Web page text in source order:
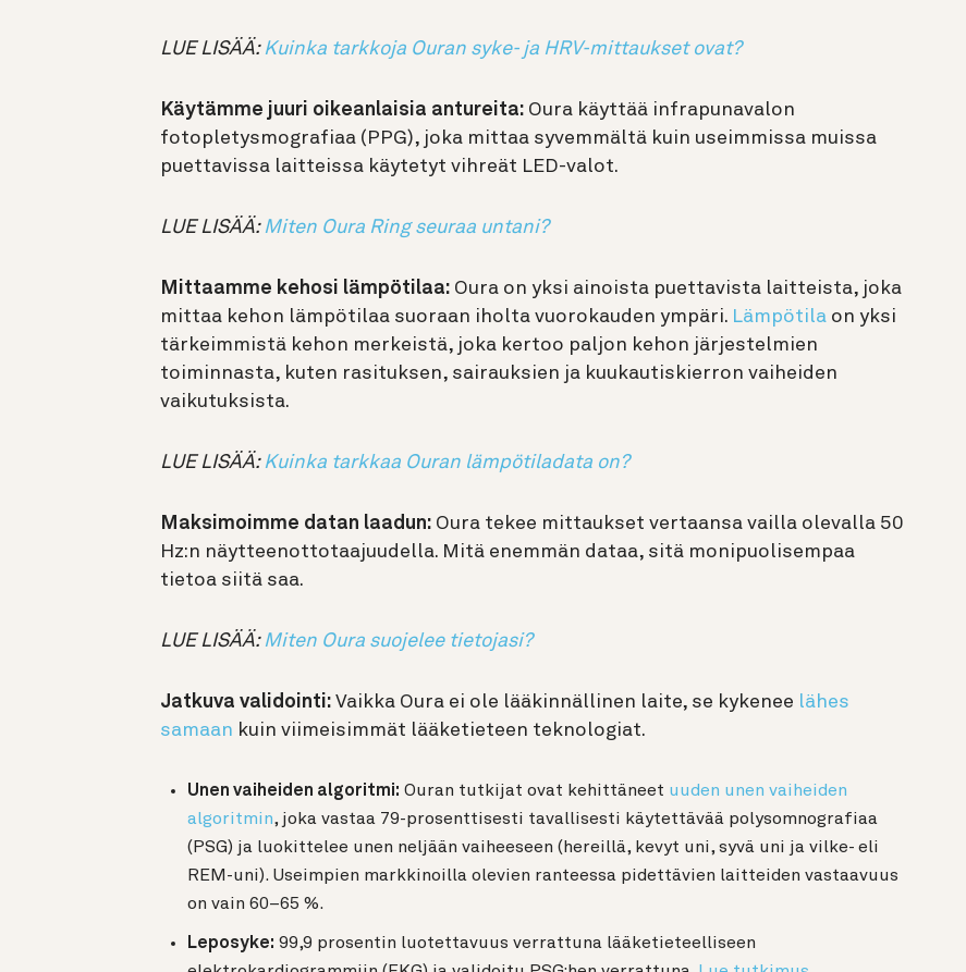
LUE LISÄÄ: Kuinka tarkkoja Ouran syke- ja HRV-mittaukset ovat?
Käytämme juuri oikeanlaisia antureita: Oura käyttää infrapunavalon
fotopletysmografiaa (PPG), joka mittaa syvemmältä kuin useimmissa muissa
puettavissa laitteissa käytetyt vihreät LED-valot.
LUE LISÄÄ: Miten Oura Ring seuraa untani?
Mittaamme kehosi lämpötilaa: Oura on yksi ainoista puettavista laitteista, joka
mittaa kehon lämpötilaa suoraan iholta vuorokauden ympäri. Lämpötila on yksi
tärkeimmistä kehon merkeistä, joka kertoo paljon kehon järjestelmien
toiminnasta, kuten rasituksen, sairauksien ja kuukautiskierron vaiheiden
vaikutuksista.
LUE LISÄÄ: Kuinka tarkkaa Ouran lämpötiladata on?
Maksimoimme datan laadun: Oura tekee mittaukset vertaansa vailla olevalla 50
Hz:n näytteenottotaajuudella. Mitä enemmän dataa, sitä monipuolisempaa
tietoa siitä saa.
LUE LISÄÄ: Miten Oura suojelee tietojasi?
Jatkuva validointi: Vaikka Oura ei ole lääkinnällinen laite, se kykenee lähes
samaan kuin viimeisimmät lääketieteen teknologiat.
Unen vaiheiden algoritmi: Ouran tutkijat ovat kehittäneet uuden unen vaiheiden
algoritmin, joka vastaa 79-prosenttisesti tavallisesti käytettävää polysomnografiaa
(PSG) ja luokittelee unen neljään vaiheeseen (hereillä, kevyt uni, syvä uni ja vilke- eli
REM-uni). Useimpien markkinoilla olevien ranteessa pidettävien laitteiden vastaavuus
on vain 60–65 %.
Leposyke: 99,9 prosentin luotettavuus verrattuna lääketieteelliseen